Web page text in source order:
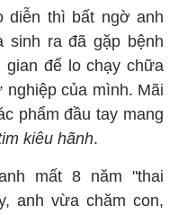
diễn thì bất ngờ anh
sinh ra đã gặp bệnh
gian để lo chạy chữa
của mình. Mãi
phẩm đầu tay mang
kiêu hãnh.
mất 8 năm "thai
anh vừa chăm con,